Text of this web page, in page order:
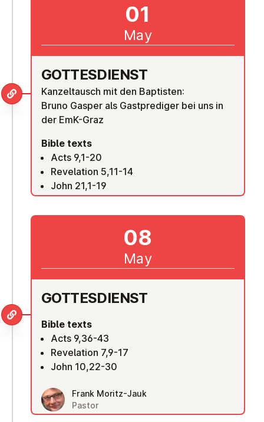
GOTTES­DI­ENST
Kanzeltausch mit den Baptisten:
Bruno Gasper als Gastprediger bei uns in
der EmK-Graz
Bible texts
Acts 9,1-20
Revelation 5,11-14
John 21,1-19
01
May
GOTTES­DI­ENST
Bible texts
Acts 9,36-43
Revelation 7,9-17
John 10,22-30
Frank Moritz-Jauk
Pastor
08
May